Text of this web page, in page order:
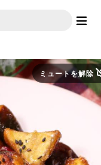
ミュートを解除